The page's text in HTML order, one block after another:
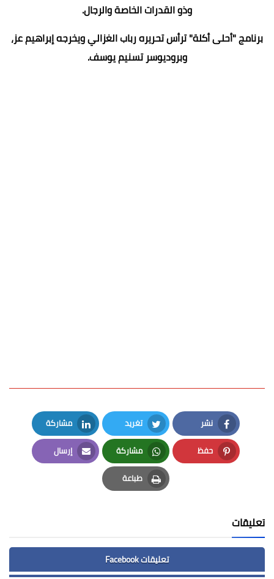
وذو القدرات الخاصة والرجال.
برنامج "أحلى أكلة" ترأس تحريره رباب الغزالي ويخرجه إبراهيم عز،
وبروديوسر تسنيم يوسف.
نشر
Facebook
تغريد
Twitter
مشاركة
LinkedIn
حفظ
Pinterest
مشاركة
Whatsapp
إرسال
Email
طباعة
Print
تعليقات
تعليقات Facebook